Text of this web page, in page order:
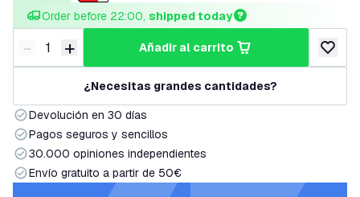
Order before 22:00, shipped today
Disminuir cantidad
- Aumentar cantidad
+ añadir al carrito
añadir
¿Necesitas grandes cantidades?
Devolución en 30 días
Pagos seguros y sencillos
30.000 opiniones independientes
Envío gratuito a partir de 50€